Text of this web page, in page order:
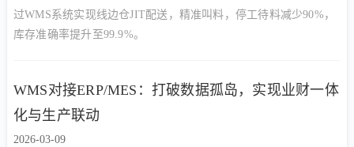
过WMS系统实现线边仓JIT配送，精准叫料，停工待料减少90%，
库存准确率提升至99.9%。
WMS对接ERP/MES：打破数据孤岛，实现业财一体
化与生产联动
2026-03-09